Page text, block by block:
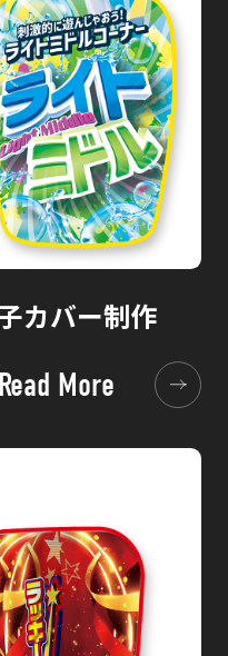
カバー制作
Read More